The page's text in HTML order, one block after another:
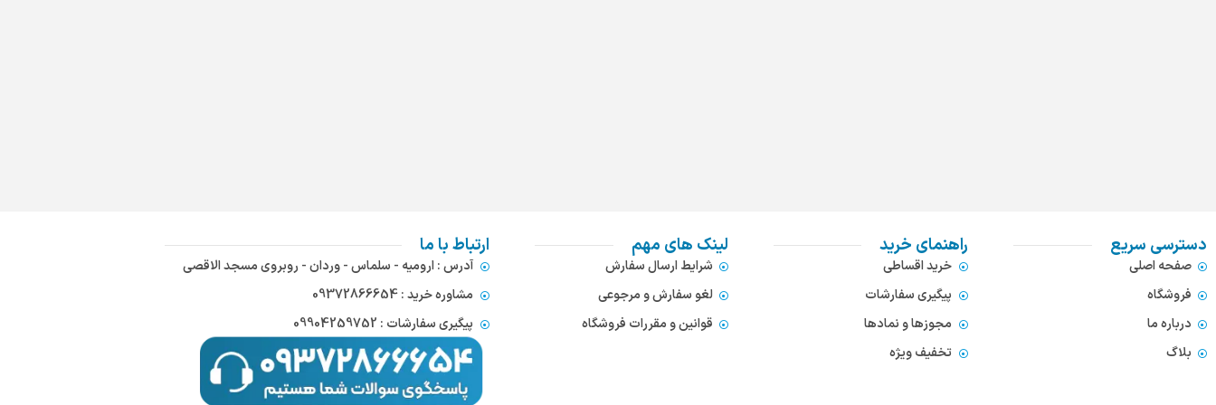
دسترسی سریع
صفحه اصلی
فروشگاه
درباره ما
بلاگ
راهنمای خرید
خرید اقساطی
پیگیری سفارشات
مجوزها و نمادها
تخفیف ویژه
لینک های مهم
شرایط ارسال سفارش
لغو سفارش و مرجوعی
قوانین و مقررات فروشگاه
ارتباط با ما
آدرس : ارومیه - سلماس - وردان - روبروی مسجد الاقصی
مشاوره خرید : 09372866654
پیگیری سفارشات : 09904259752